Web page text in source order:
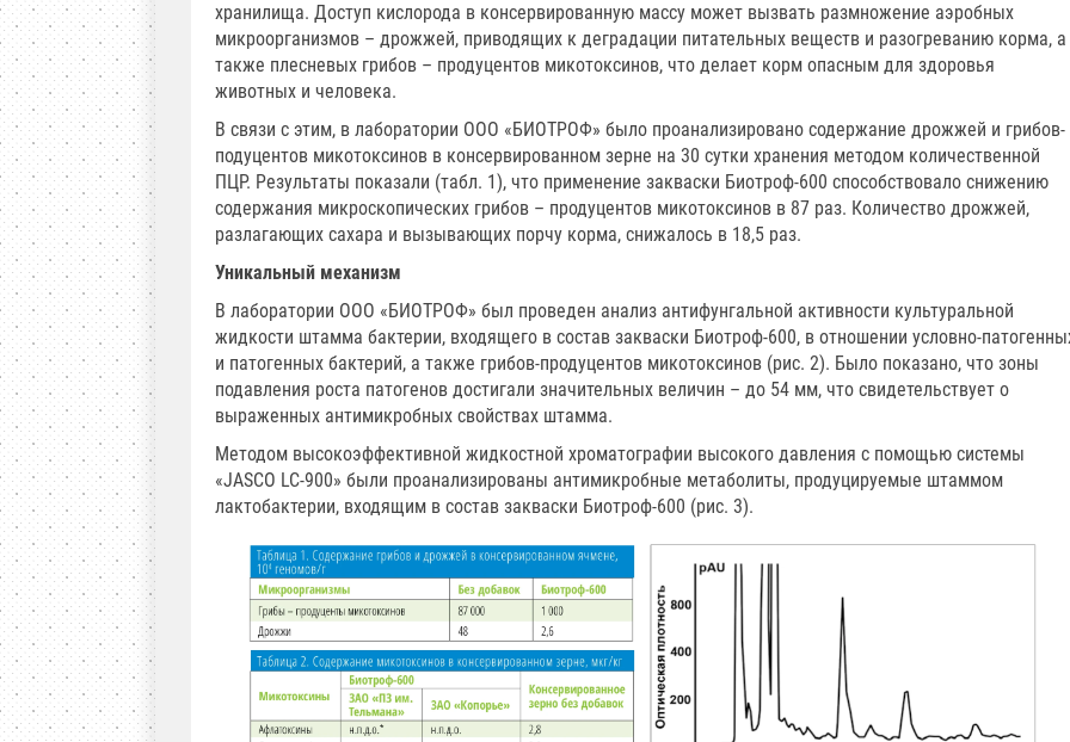
хранилища. Доступ кислорода в консервированную массу может вызвать размножение аэробных
микроорганизмов – дрожжей, приводящих к деградации питательных веществ и разогреванию корма, а
также плесневых грибов – продуцентов микотоксинов, что делает корм опасным для здоровья
животных и человека.
В связи с этим, в лаборатории ООО «БИОТРОФ» было проанализировано содержание дрожжей и грибов-
подуцентов микотоксинов в консервированном зерне на 30 сутки хранения методом количественной
ПЦР. Результаты показали (табл. 1), что применение закваски Биотроф-600 способствовало снижению
содержания микроскопических грибов – продуцентов микотоксинов в 87 раз. Количество дрожжей,
разлагающих сахара и вызывающих порчу корма, снижалось в 18,5 раз.
Уникальный механизм
В лаборатории ООО «БИОТРОФ» был проведен анализ антифунгальной активности культуральной
жидкости штамма бактерии, входящего в состав закваски Биотроф-600, в отношении условно-
и патогенных бактерий, а также грибов-продуцентов микотоксинов (рис. 2). Было показано, что зоны
подавления роста патогенов достигали значительных величин – до 54 мм, что свидетельствует о
выраженных антимикробных свойствах штамма.
Методом высокоэффективной жидкостной хроматографии высокого давления с помощью системы
«JASCO LC-900» были проанализированы антимикробные метаболиты, продуцируемые штаммом
лактобактерии, входящим в состав закваски Биотроф-600 (рис. 3).